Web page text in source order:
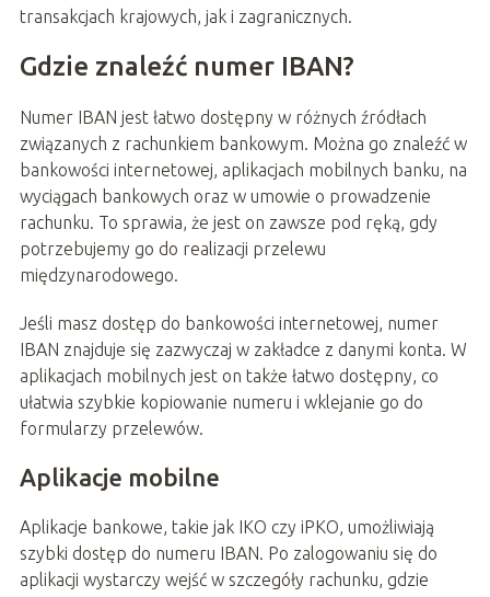
transakcjach krajowych, jak i zagranicznych.
Gdzie znaleźć numer IBAN?
Numer IBAN jest łatwo dostępny w różnych źródłach
związanych z rachunkiem bankowym. Można go znaleźć w
bankowości internetowej, aplikacjach mobilnych banku, na
wyciągach bankowych oraz w umowie o prowadzenie
rachunku. To sprawia, że jest on zawsze pod ręką, gdy
potrzebujemy go do realizacji przelewu
międzynarodowego.
Jeśli masz dostęp do bankowości internetowej, numer
IBAN znajduje się zazwyczaj w zakładce z danymi konta. W
aplikacjach mobilnych jest on także łatwo dostępny, co
ułatwia szybkie kopiowanie numeru i wklejanie go do
formularzy przelewów.
Aplikacje mobilne
Aplikacje bankowe, takie jak IKO czy iPKO, umożliwiają
szybki dostęp do numeru IBAN. Po zalogowaniu się do
aplikacji wystarczy wejść w szczegóły rachunku, gdzie